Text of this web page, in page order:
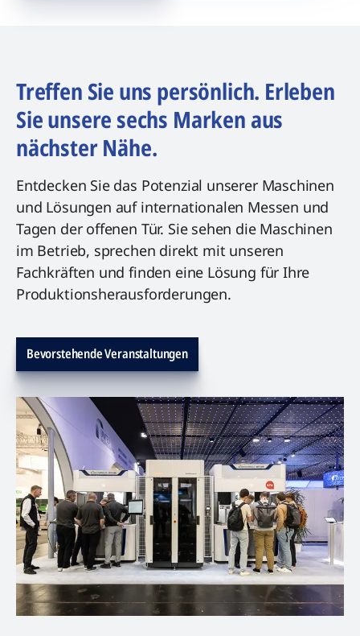
Treffen Sie uns persönlich. Erleben
Sie unsere sechs Marken aus
nächster Nähe.
Entdecken Sie das Potenzial unserer Maschinen
und Lösungen auf internationalen Messen und
Tagen der offenen Tür. Sie sehen die Maschinen
im Betrieb, sprechen direkt mit unseren
Fachkräften und finden eine Lösung für Ihre
Produktionsherausforderungen.
Bevorstehende Veranstaltungen